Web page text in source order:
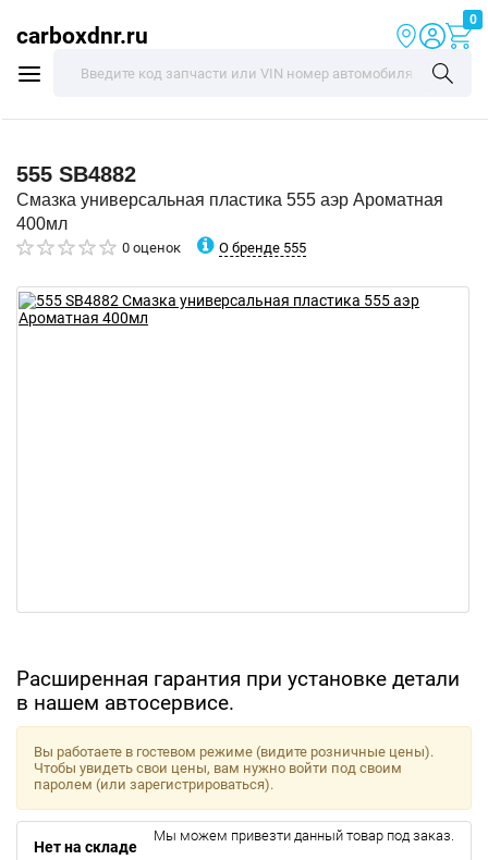
carboxdnr.ru
0
555 SB4882
Смазка универсальная пластика 555 аэр Ароматная
400мл
0 оценок О бренде 555
Расширенная гарантия при установке детали
в нашем автосервисе.
Вы работаете в гостевом режиме (видите розничные цены).
Чтобы увидеть свои цены, вам нужно войти под своим
паролем (или зарегистрироваться).
Нет на складе
Мы можем привезти данный товар под заказ.